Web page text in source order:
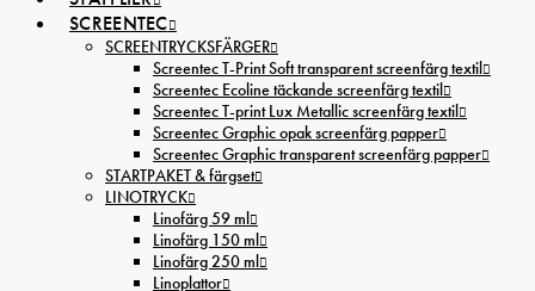
SCREENTEC
SCREENTRYCKSFÄRGER
Screentec T-Print Soft transparent screenfärg textil
Screentec Ecoline täckande screenfärg textil
Screentec T-print Lux Metallic screenfärg textil
Screentec Graphic opak screenfärg papper
Screentec Graphic transparent screenfärg papper
STARTPAKET & färgset
LINOTRYCK
Linofärg 59 ml
Linofärg 150 ml
Linofärg 250 ml
Linoplattor